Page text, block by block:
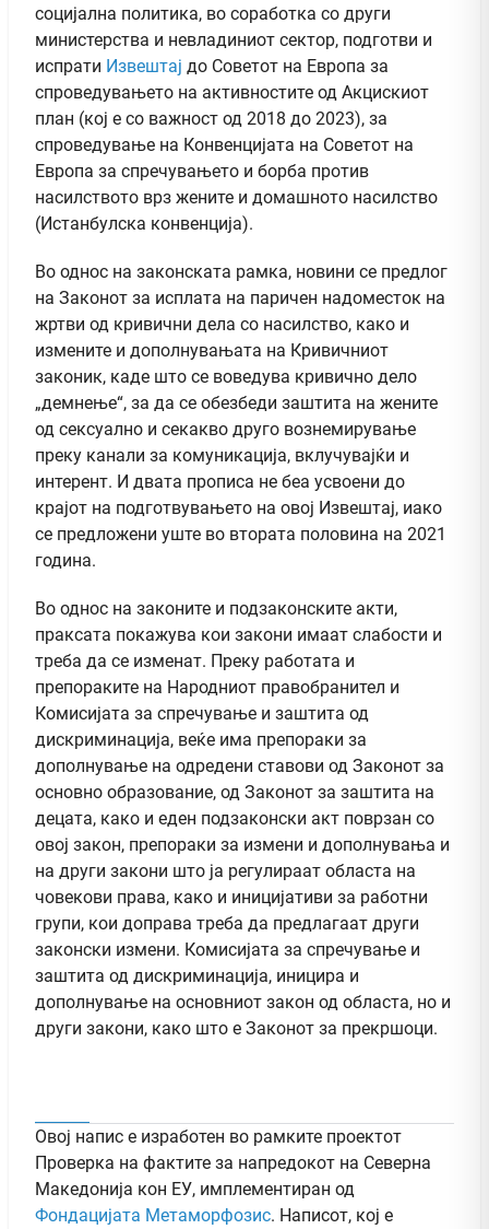
социјална политика, во соработка со други
министерства и невладиниот сектор, подготви и
испрати Извештај до Советот на Европа за
спроведувањето на активностите од Акцискиот
план (кој е со важност од 2018 до 2023), за
спроведување на Конвенцијата на Советот на
Европа за спречувањето и борба против
насилството врз жените и домашното насилство
(Истанбулска конвенција).
Во однос на законската рамка, новини се предлог
на Законот за исплата на паричен надоместок на
жртви од кривични дела со насилство, како и
измените и дополнувањата на Кривичниот
законик, каде што се воведува кривично дело
„демнење“, за да се обезбеди заштита на жените
од сексуално и секакво друго вознемирување
преку канали за комуникација, вклучувајќи и
интерент. И двата прописа не беа усвоени до
крајот на подготвувањето на овој Извештај, иако
се предложени уште во втората половина на 2021
година.
Во однос на законите и подзаконските акти,
праксата покажува кои закони имаат слабости и
треба да се изменат. Преку работата и
препораките на Народниот правобранител и
Комисијата за спречување и заштита од
дискриминација, веќе има препораки за
дополнување на одредени ставови од Законот за
основно образование, од Законот за заштита на
децата, како и еден подзаконски акт поврзан со
овој закон, препораки за измени и дополнувања и
на други закони што ја регулираат областа на
човекови права, како и иницијативи за работни
групи, кои доправа треба да предлагаат други
законски измени. Комисијата за спречување и
заштита од дискриминација, иницира и
дополнување на основниот закон од областа, но и
други закони, како што е Законот за прекршоци.
Овој напис е изработен во рамките проектот
Проверка на фактите за напредокот на Северна
Македонија кон ЕУ, имплементиран од
Фондацијата Метаморфозис. Написот, кој е